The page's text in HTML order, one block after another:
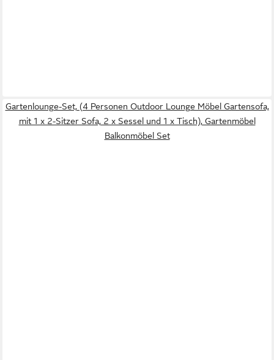
Gartenlounge-Set, (4 Personen Outdoor Lounge Möbel Gartensofa,
mit 1 x 2-Sitzer Sofa, 2 x Sessel und 1 x Tisch), Gartenmöbel
Balkonmöbel Set